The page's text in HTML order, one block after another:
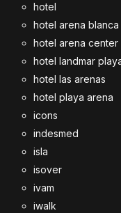
hotel
hotel arena blanca
hotel arena center
hotel landmar
hotel las arenas
hotel playa arena
icons
indesmed
isla
isover
ivam
iwalk